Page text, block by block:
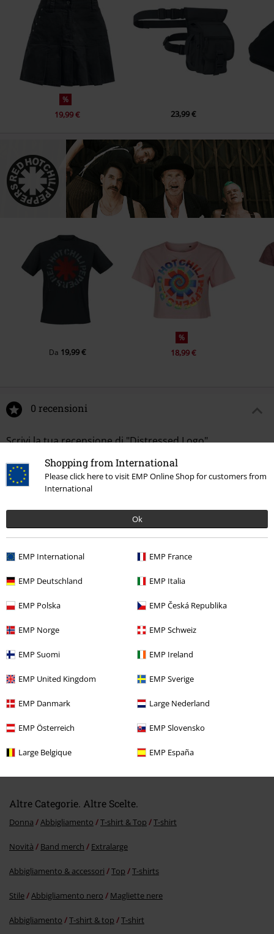
Shopping from International
Please click here to visit EMP Online Shop for customers from
International
Ok
EMP International EMP France
EMP Deutschland EMP Italia
EMP Polska EMP Česká Republika
EMP Norge EMP Schweiz
EMP Suomi EMP Ireland
EMP United Kingdom EMP Sverige
EMP Danmark Large Nederland
EMP Österreich EMP Slovensko
Large Belgique EMP España
%
19,99 € 23,99 €
Da 19,99 €
%
18,99 €
0 recensioni
Scrivi la tua recensione di "Distressed Logo".
Scrivi una recensione
26,99 €
Altre Categorie. Altre Scelte.
Donna Abbigliamento T-shirt & Top T-shirt
Novità Band merch Extralarge
Abbigliamento & accessori Top T-shirts
Stile Abbigliamento nero Magliette nere
Abbigliamento T-shirt & top T-shirt